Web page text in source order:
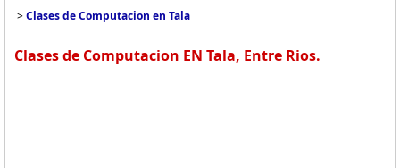
>Clases de Computacion en Tala
Clases de Computacion EN Tala, Entre Rios.